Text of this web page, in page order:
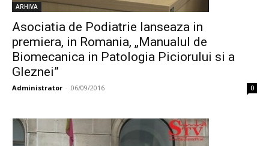
ARHIVA
Asociatia de Podiatrie lanseaza in
premiera, in Romania, „Manualul de
Biomecanica in Patologia Piciorului si a
Gleznei”
Administrator - 06/09/2016 0